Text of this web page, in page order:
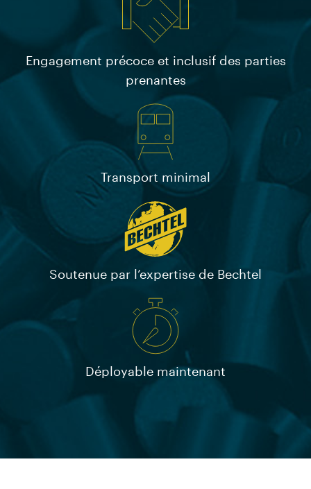
Engagement précoce et inclusif des parties
prenantes
Transport minimal
Soutenue par l’expertise de Bechtel
Déployable maintenant